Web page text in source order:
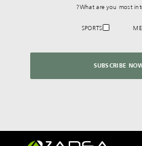
What are you most
SPORTS
SUBSCRIBE